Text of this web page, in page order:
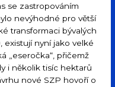
se zastropováním
nevýhodné pro větší
transformaci bývalých
existují nyní jako velké
„eseročka“, přičemž
i několik tisíc hektarů
nové SZP hovoří o